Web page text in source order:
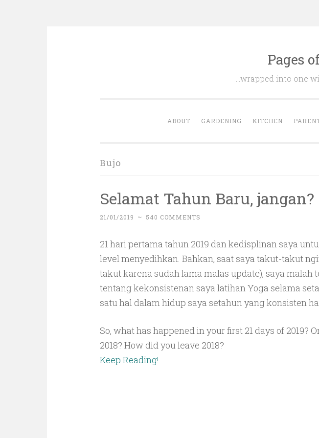
Pages
…wrapped into one
ABOUT GARDENING KITCHEN
Bujo
Selamat Tahun Baru, jangan?
21/01/2019 ~ 540 COMMENTS
21 hari pertama tahun 2019 dan kedisplinan saya
level menyedihkan. Bahkan, saat saya takut-takut
takut karena sudah lama malas update), saya
tentang kekonsistenan saya latihan Yoga selama
satu hal dalam hidup saya setahun yang konsisten
So, what has happened in your first 21 days of 2019?
2018? How did you leave 2018?
Keep Reading!